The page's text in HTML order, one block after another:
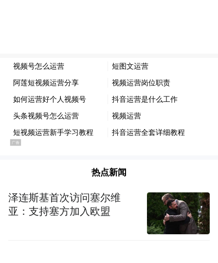
太湖文旅：生态转化的“浓度”
座谈会上，范波强调要“擦亮太湖文旅品牌，
挖掘消费潜力”“依托太湖最美岸线，推动文
旅资源串珠成链、集聚成势，打造‘太湖揽
宿，他实地了解农文旅融合发展和古村落保
热点新闻
泽连斯基首次访问塞尔维
亚：支持塞方加入欧盟